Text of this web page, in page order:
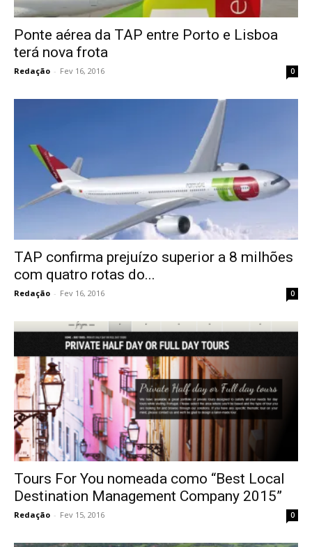
Ponte aérea da TAP entre Porto e Lisboa
terá nova frota
Redação - Fev 16, 2016 0
TAP confirma prejuízo superior a 8 milhões
com quatro rotas do...
Redação - Fev 16, 2016 0
Tours For You nomeada como “Best Local
Destination Management Company 2015”
Redação - Fev 15, 2016 0